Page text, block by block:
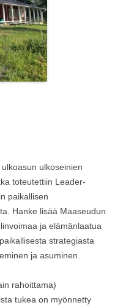
ulkoseinien
toteutettiin Leader-
paikallisen
Hanke lisää Maaseudun
ja elämänlaatua
strategiasta
ja asuminen.
rahoittama)
tukea on myönnetty